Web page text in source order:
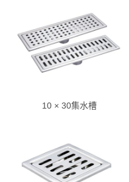
10 × 30集水槽